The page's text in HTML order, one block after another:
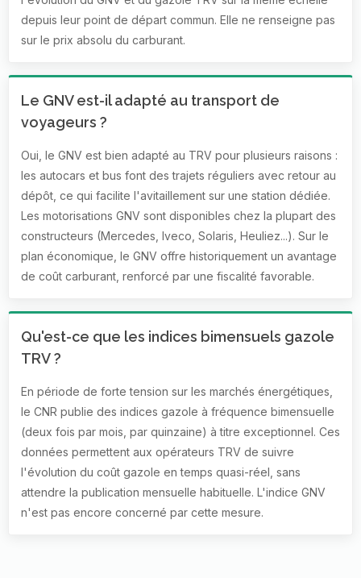
depuis leur point de départ commun. Elle ne renseigne pas
sur le prix absolu du carburant.
Le GNV est-il adapté au transport de
voyageurs ?
Oui, le GNV est bien adapté au TRV pour plusieurs raisons :
les autocars et bus font des trajets réguliers avec retour au
dépôt, ce qui facilite l'avitaillement sur une station dédiée.
Les motorisations GNV sont disponibles chez la plupart des
constructeurs (Mercedes, Iveco, Solaris, Heuliez...). Sur le
plan économique, le GNV offre historiquement un avantage
de coût carburant, renforcé par une fiscalité favorable.
Qu'est-ce que les indices bimensuels gazole
TRV ?
En période de forte tension sur les marchés énergétiques,
le CNR publie des indices gazole à fréquence bimensuelle
(deux fois par mois, par quinzaine) à titre exceptionnel. Ces
données permettent aux opérateurs TRV de suivre
l'évolution du coût gazole en temps quasi-réel, sans
attendre la publication mensuelle habituelle. L'indice GNV
n'est pas encore concerné par cette mesure.